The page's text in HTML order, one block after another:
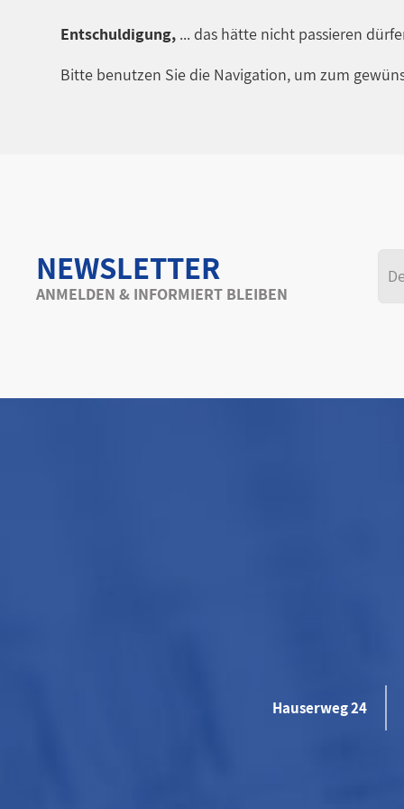
Entschuldigung, ... das hätte nicht passieren
Bitte benutzen Sie die Navigation, um zum
NEWSLETTER
ANMELDEN & INFORMIERT BLEIBEN
Hauserweg 24